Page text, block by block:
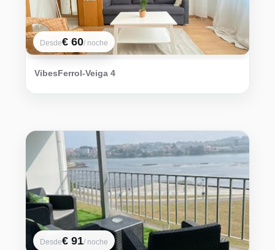
VibesFerrol-Veiga 4
Desde€ 60/ noche
Desde€ 91/ noche